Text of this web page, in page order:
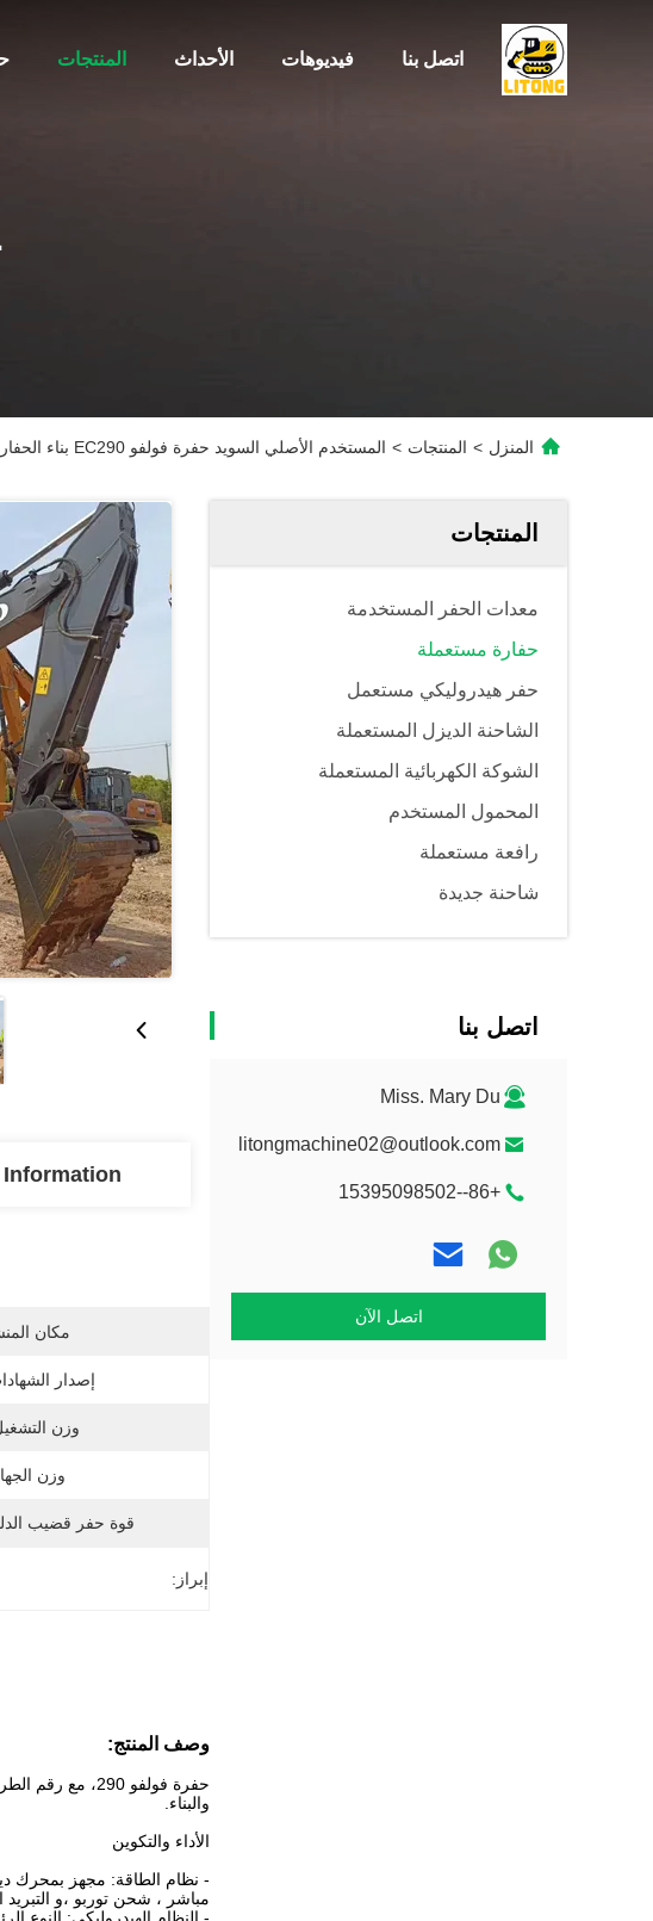
المنتجات الأحداث فيديوهات اتصل بنا
المنزل > المنتجات > المستخدم الأصلي السويد حفرة فولفو EC290 بناء الحفارات الكبيرة المستخدمة
المنتجات
معدات الحفر المستخدمة
حفارة مستعملة
حفر هيدروليكي مستعمل
الشاحنة الديزل المستعملة
الشوكة الكهربائية المستعملة
المحمول المستخدم
رافعة مستعملة
شاحنة جديدة
اتصل بنا
Miss. Mary Du
litongmachine02@outlook.com
+86--15395098502
اتصل الآن
مكان
إصدار
وزن
وزن
قوة حفر قضيب
إبراز:
وصف المنتج:
والبناء.
الأداء والتكوين
مباشر ، شحن توربو ،و التبريد